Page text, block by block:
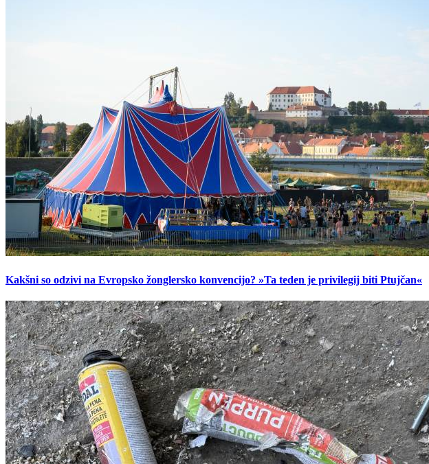
Kakšni so odzivi na Evropsko žonglersko konvencijo? »Ta teden je privilegij biti Ptujčan«